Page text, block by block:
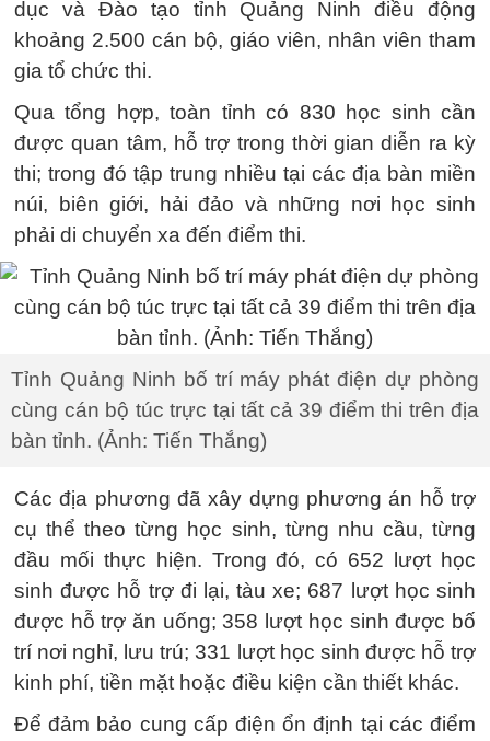
dục và Đào tạo tỉnh Quảng Ninh điều động
khoảng 2.500 cán bộ, giáo viên, nhân viên tham
gia tổ chức thi.
Qua tổng hợp, toàn tỉnh có 830 học sinh cần
được quan tâm, hỗ trợ trong thời gian diễn ra kỳ
thi; trong đó tập trung nhiều tại các địa bàn miền
núi, biên giới, hải đảo và những nơi học sinh
phải di chuyển xa đến điểm thi.
Tỉnh Quảng Ninh bố trí máy phát điện dự phòng
cùng cán bộ túc trực tại tất cả 39 điểm thi trên địa
bàn tỉnh. (Ảnh: Tiến Thắng)
Các địa phương đã xây dựng phương án hỗ trợ
cụ thể theo từng học sinh, từng nhu cầu, từng
đầu mối thực hiện. Trong đó, có 652 lượt học
sinh được hỗ trợ đi lại, tàu xe; 687 lượt học sinh
được hỗ trợ ăn uống; 358 lượt học sinh được bố
trí nơi nghỉ, lưu trú; 331 lượt học sinh được hỗ trợ
kinh phí, tiền mặt hoặc điều kiện cần thiết khác.
Để đảm bảo cung cấp điện ổn định tại các điểm